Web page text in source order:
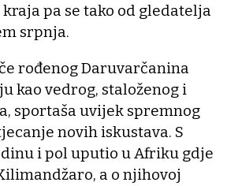
pa se tako od gledatelja
srpnja.
rođenog Daruvarčanina
kao vedrog, staloženog i
sportaša uvijek spremnog
novih iskustava. S
i pol uputio u Afriku gdje
a o njihovoj